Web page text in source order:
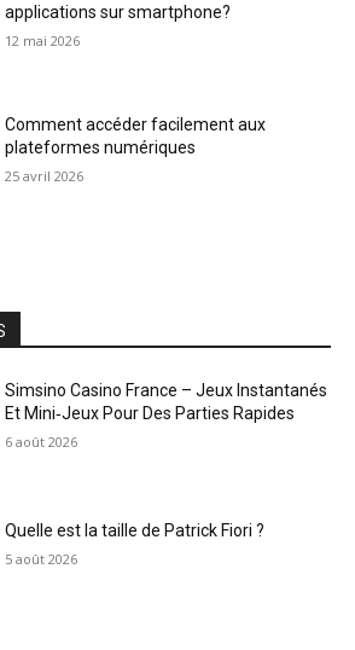
applications sur smartphone?
12 mai 2026
Comment accéder facilement aux
plateformes numériques
25 avril 2026
Simsino Casino France – Jeux Instantanés
Et Mini‑Jeux Pour Des Parties Rapides
6 août 2026
Quelle est la taille de Patrick Fiori ?
5 août 2026